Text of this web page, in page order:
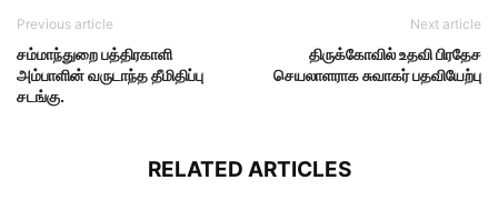
Previous article
சம்மாந்துறை பத்திரகாளி
அம்பாளின் வருடாந்த தீமிதிப்பு
சடங்கு.
Next article
திருக்கோவில் உதவி பிரதேச
செயலாளராக சுவாகர் பதவியேற்பு
RELATED ARTICLES